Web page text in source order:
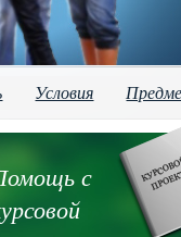
Условия
с